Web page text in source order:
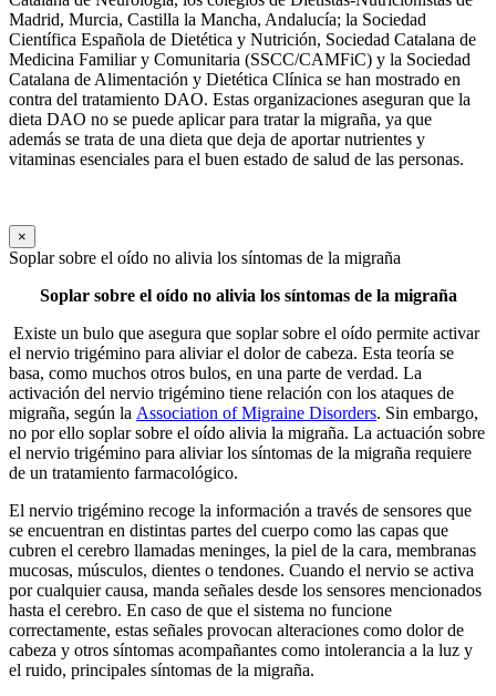
Madrid, Murcia, Castilla la Mancha, Andalucía; la Sociedad
Científica Española de Dietética y Nutrición, Sociedad Catalana de
Medicina Familiar y Comunitaria (SSCC/CAMFiC) y la Sociedad
Catalana de Alimentación y Dietética Clínica se han mostrado en
contra del tratamiento DAO. Estas organizaciones aseguran que la
dieta DAO no se puede aplicar para tratar la migraña, ya que
además se trata de una dieta que deja de aportar nutrientes y
vitaminas esenciales para el buen estado de salud de las personas.
×
Soplar sobre el oído no alivia los síntomas de la migraña
Soplar sobre el oído no alivia los síntomas de la migraña
Existe un bulo que asegura que soplar sobre el oído permite activar
el nervio trigémino para aliviar el dolor de cabeza. Esta teoría se
basa, como muchos otros bulos, en una parte de verdad. La
activación del nervio trigémino tiene relación con los ataques de
migraña, según la Association of Migraine Disorders. Sin embargo,
no por ello soplar sobre el oído alivia la migraña. La actuación sobre
el nervio trigémino para aliviar los síntomas de la migraña requiere
de un tratamiento farmacológico.
El nervio trigémino recoge la información a través de sensores que
se encuentran en distintas partes del cuerpo como las capas que
cubren el cerebro llamadas meninges, la piel de la cara, membranas
mucosas, músculos, dientes o tendones. Cuando el nervio se activa
por cualquier causa, manda señales desde los sensores mencionados
hasta el cerebro. En caso de que el sistema no funcione
correctamente, estas señales provocan alteraciones como dolor de
cabeza y otros síntomas acompañantes como intolerancia a la luz y
el ruido, principales síntomas de la migraña.